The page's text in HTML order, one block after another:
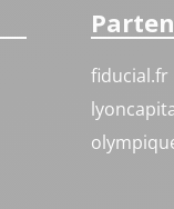
fiducial.fr